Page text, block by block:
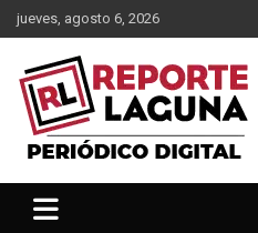
Saltar
al
contenido
jueves, agosto 6, 2026
Reporte Laguna